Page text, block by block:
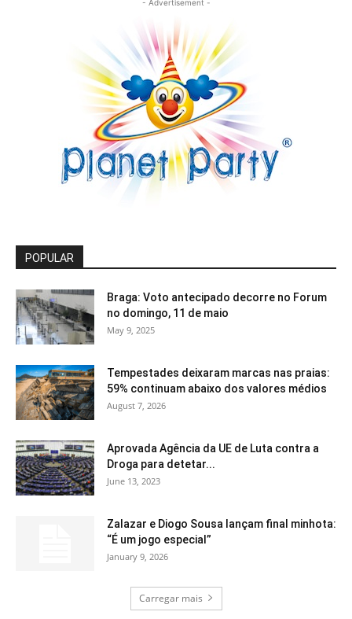
- Advertisement -
POPULAR
Braga: Voto antecipado decorre no Forum
no domingo, 11 de maio
May 9, 2025
Tempestades deixaram marcas nas praias:
59% continuam abaixo dos valores médios
August 7, 2026
Aprovada Agência da UE de Luta contra a
Droga para detetar...
June 13, 2023
Zalazar e Diogo Sousa lançam final minhota:
“É um jogo especial”
January 9, 2026
Carregar mais